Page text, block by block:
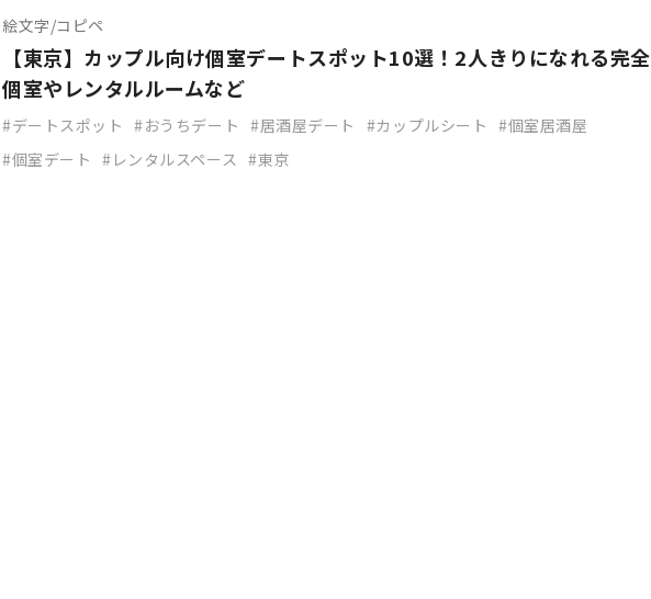
絵文字/コピペ
【東京】カップル向け個室デートスポット10選！2人きりになれる完全
個室やレンタルルームなど
デートスポット おうちデート 居酒屋デート カップルシート
個室居酒屋
個室デート
レンタルスペース 東京